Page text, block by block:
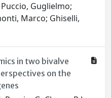
Guglielmo;
Marco; Ghiselli,
in two bivalve
on the